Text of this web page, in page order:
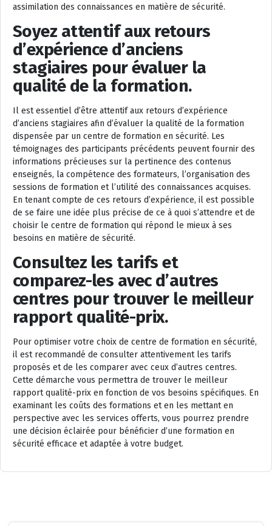
assimilation des connaissances en matière de sécurité.
Soyez attentif aux retours
d’expérience d’anciens
stagiaires pour évaluer la
qualité de la formation.
Il est essentiel d’être attentif aux retours d’expérience
d’anciens stagiaires afin d’évaluer la qualité de la formation
dispensée par un centre de formation en sécurité. Les
témoignages des participants précédents peuvent fournir des
informations précieuses sur la pertinence des contenus
enseignés, la compétence des formateurs, l’organisation des
sessions de formation et l’utilité des connaissances acquises.
En tenant compte de ces retours d’expérience, il est possible
de se faire une idée plus précise de ce à quoi s’attendre et de
choisir le centre de formation qui répond le mieux à ses
besoins en matière de sécurité.
Consultez les tarifs et
comparez-les avec d’autres
centres pour trouver le meilleur
rapport qualité-prix.
Pour optimiser votre choix de centre de formation en sécurité,
il est recommandé de consulter attentivement les tarifs
proposés et de les comparer avec ceux d’autres centres.
Cette démarche vous permettra de trouver le meilleur
rapport qualité-prix en fonction de vos besoins spécifiques. En
examinant les coûts des formations et en les mettant en
perspective avec les services offerts, vous pourrez prendre
une décision éclairée pour bénéficier d’une formation en
sécurité efficace et adaptée à votre budget.